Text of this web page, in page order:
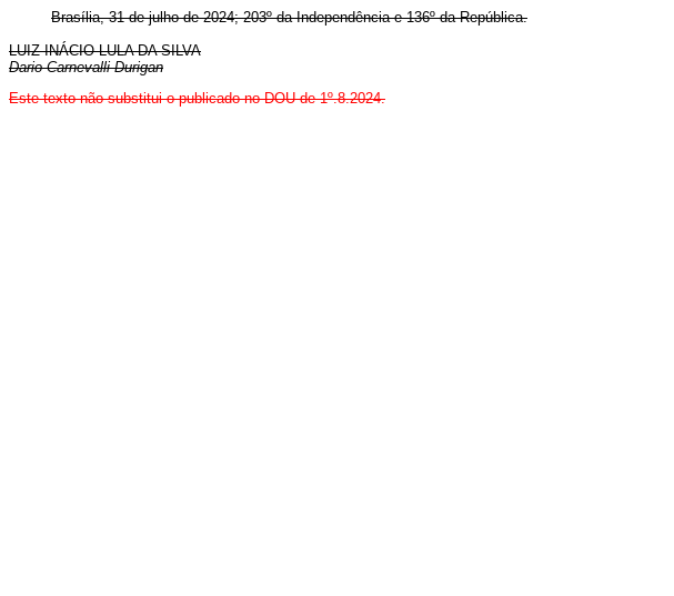
Brasília, 31 de julho de 2024; 203º da Independência e 136º da República.
LUIZ INÁCIO LULA DA SILVA
Dario Carnevalli Durigan
Este texto não substitui o publicado no DOU de 1º.8.2024.